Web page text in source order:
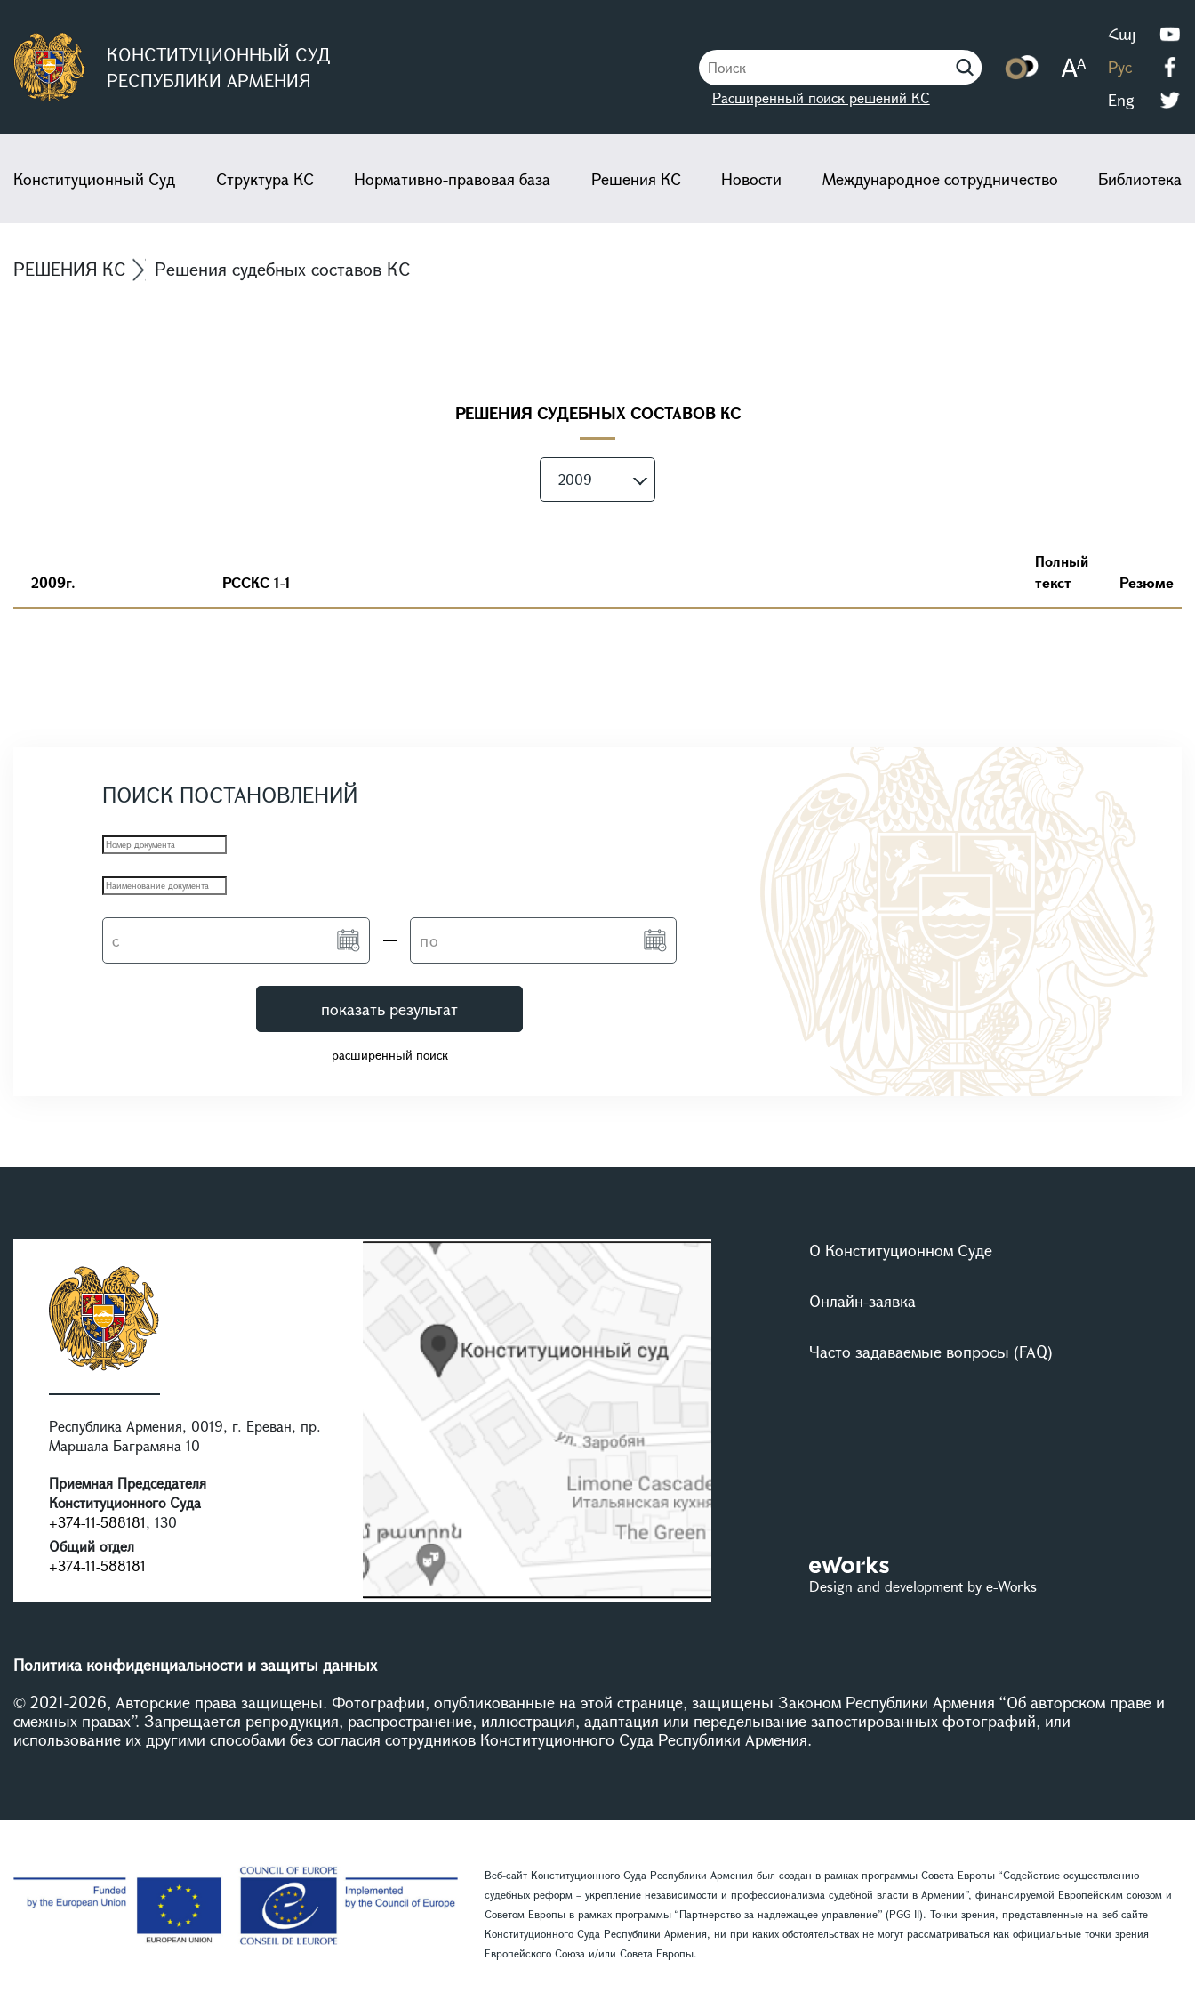
КОНСТИТУЦИОННЫЙ СУД
РЕСПУБЛИКИ АРМЕНИЯ
Расширенный поиск решений КС
Հայ
Рус
Eng
Конституционный Суд Структура КС Нормативно-правовая база Решения КС Новости Международное сотрудничество Библиотека
РЕШЕНИЯ КС Решения судебных составов КС
РЕШЕНИЯ СУДЕБНЫХ СОСТАВОВ КС
2009
2009г. РССКС 1-1
Полный
текст
Резюме
ПОИСК ПОСТАНОВЛЕНИЙ
показать результат
расширенный поиск
Республика Армения, 0019, г. Ереван, пр.
Маршала Баграмяна 10
Приемная Председателя
Конституционного Суда
+374-11-588181, 130
Общий отдел
+374-11-588181
О Конституционном Суде
Онлайн-заявка
Часто задаваемые вопросы (FAQ)
Design and development by e-Works
Политика конфиденциальности и защиты данных
© 2021-2026, Авторские права защищены. Фотографии, опубликованные на этой странице, защищены Законом Республики Армения “Об авторском праве и
смежных правах”. Запрещается репродукция, распространение, иллюстрация, адаптация или переделывание запостированных фотографий, или
использование их другими способами без согласия сотрудников Конституционного Суда Республики Армения.
Веб-сайт Конституционного Суда Республики Армения был создан в рамках программы Совета Европы “Содействие осуществлению
судебных реформ – укрепление независимости и профессионализма судебной власти в Армении”, финансируемой Европейским союзом и
Советом Европы в рамках программы “Партнерство за надлежащее управление” (PGG II). Точки зрения, представленные на веб-сайте
Конституционного Суда Республики Армения, ни при каких обстоятельствах не могут рассматриваться как официальные точки зрения
Европейского Союза и/или Совета Европы.